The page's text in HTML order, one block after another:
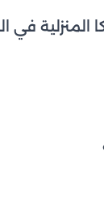
المنزلية في